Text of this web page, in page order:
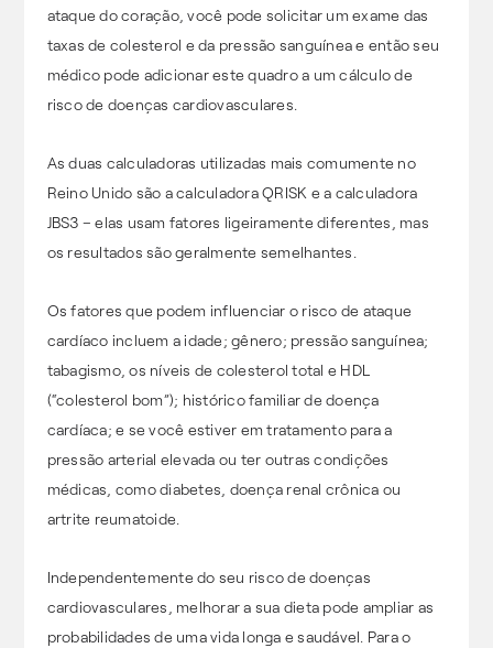
ataque do coração, você pode solicitar um exame das
taxas de colesterol e da pressão sanguínea e então seu
médico pode adicionar este quadro a um cálculo de
risco de doenças cardiovasculares.
As duas calculadoras utilizadas mais comumente no
Reino Unido são a calculadora QRISK e a calculadora
JBS3 – elas usam fatores ligeiramente diferentes, mas
os resultados são geralmente semelhantes.
Os fatores que podem influenciar o risco de ataque
cardíaco incluem a idade; gênero; pressão sanguínea;
tabagismo, os níveis de colesterol total e HDL
(“colesterol bom”); histórico familiar de doença
cardíaca; e se você estiver em tratamento para a
pressão arterial elevada ou ter outras condições
médicas, como diabetes, doença renal crônica ou
artrite reumatoide.
Independentemente do seu risco de doenças
cardiovasculares, melhorar a sua dieta pode ampliar as
probabilidades de uma vida longa e saudável. Para o